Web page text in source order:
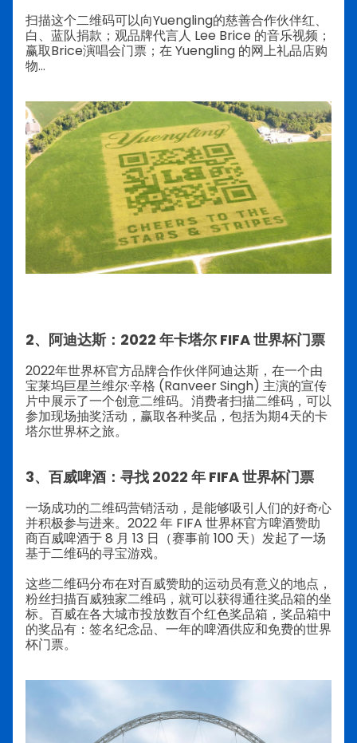
扫描这个二维码可以向Yuengling的慈善合作伙伴红、
白、蓝队捐款；观品牌代言人 Lee Brice 的音乐视频；
赢取Brice演唱会门票；在 Yuengling 的网上礼品店购
物…
2、阿迪达斯：2022 年卡塔尔 FIFA 世界杯门票
2022年世界杯官方品牌合作伙伴阿迪达斯，在一个由
宝莱坞巨星兰维尔·辛格 (Ranveer Singh) 主演的宣传
片中展示了一个创意二维码。消费者扫描二维码，可以
参加现场抽奖活动，赢取各种奖品，包括为期4天的卡
塔尔世界杯之旅。
3、百威啤酒：寻找 2022 年 FIFA 世界杯门票
一场成功的二维码营销活动，是能够吸引人们的好奇心
并积极参与进来。2022 年 FIFA 世界杯官方啤酒赞助
商百威啤酒于 8 月 13 日（赛事前 100 天）发起了一场
基于二维码的寻宝游戏。
这些二维码分布在对百威赞助的运动员有意义的地点，
粉丝扫描百威独家二维码，就可以获得通往奖品箱的坐
标。 百威在各大城市投放数百个红色奖品箱，奖品箱中
的奖品有：签名纪念品、一年的啤酒供应和免费的世界
杯门票。